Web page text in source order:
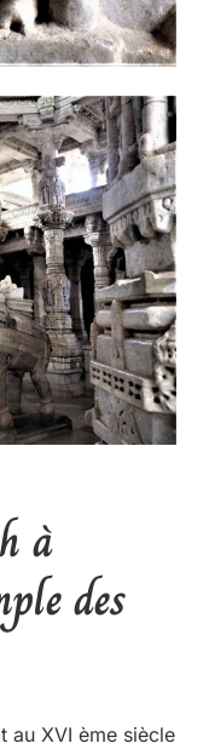
à
des
au XVI ème siècle